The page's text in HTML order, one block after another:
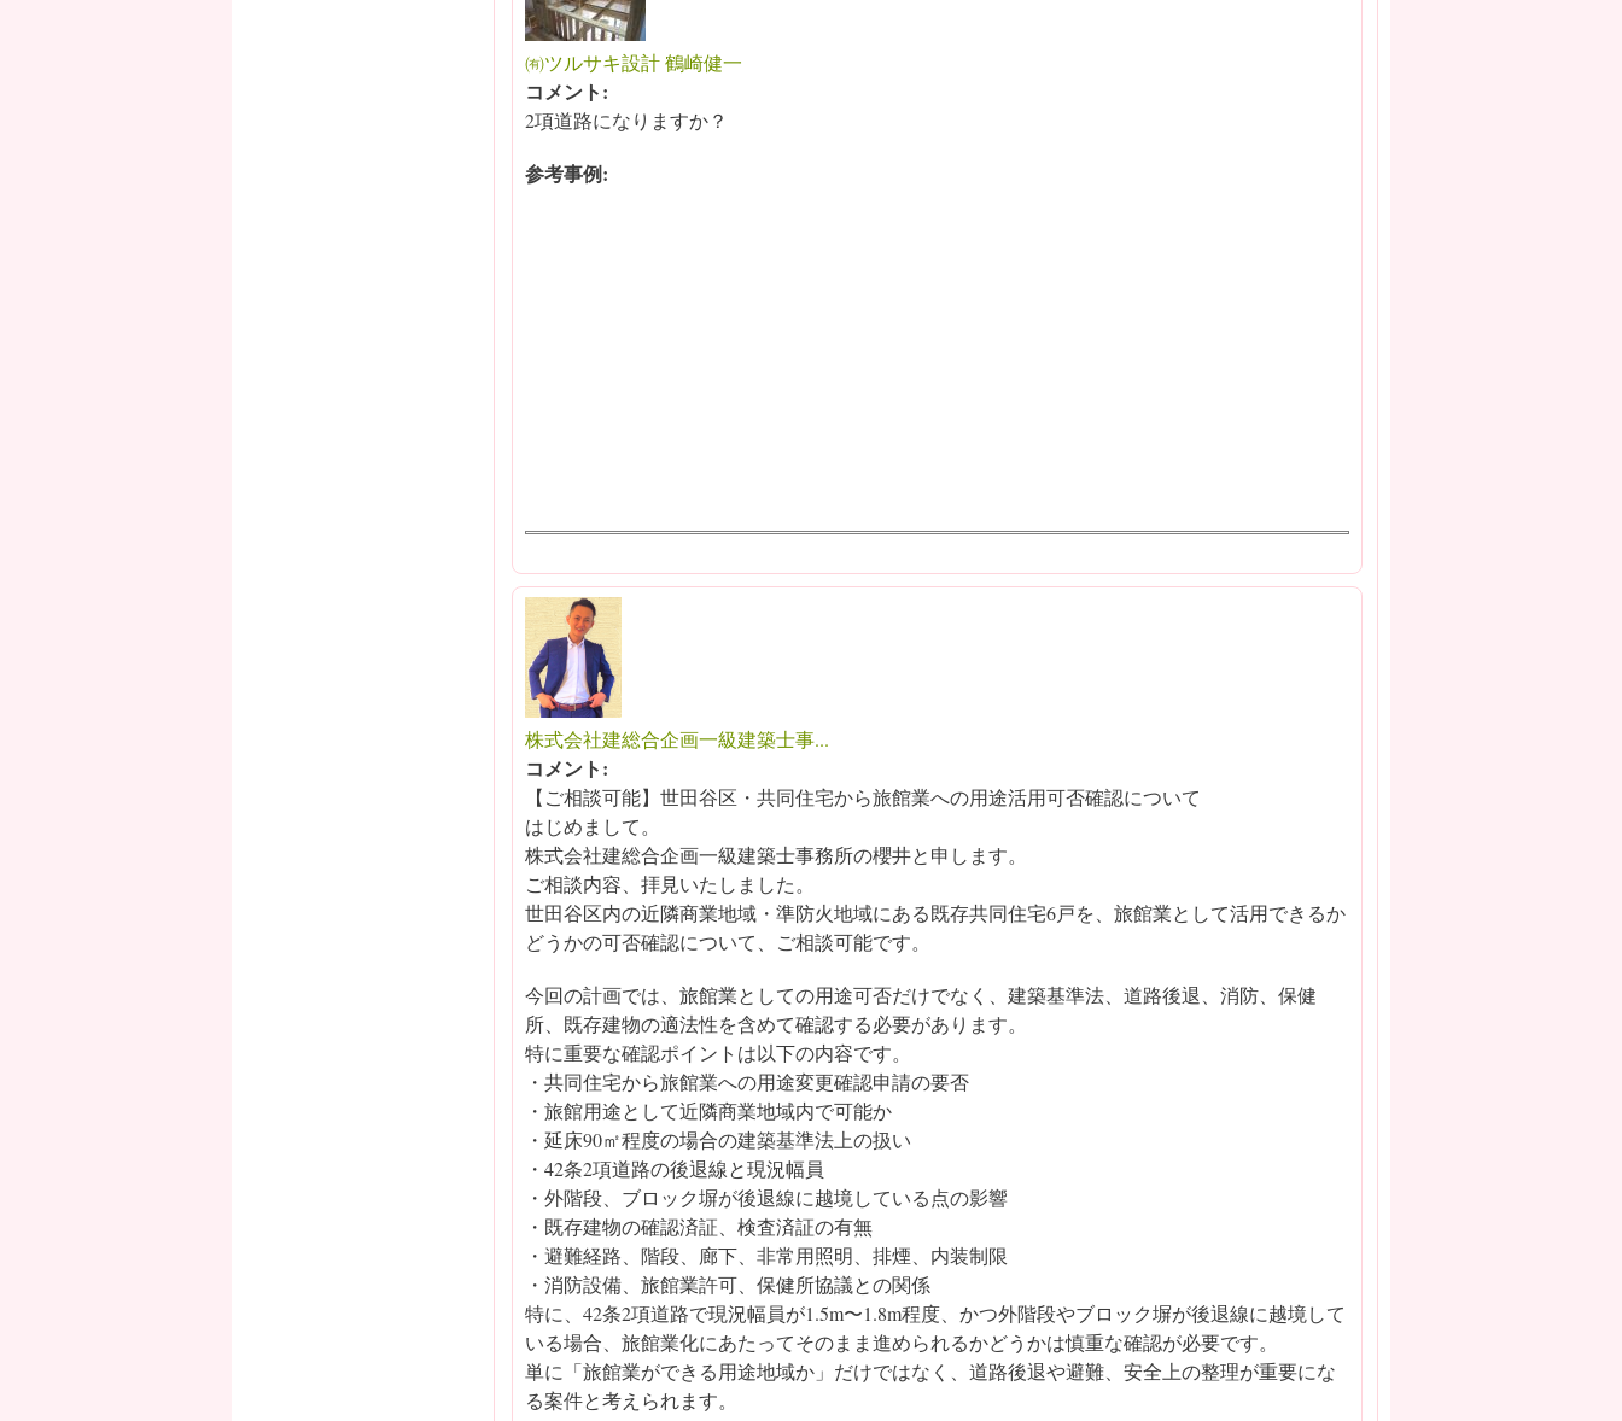
㈲ツルサキ設計 鶴崎健一
コメント:
2項道路になりますか？
参考事例:
株式会社建総合企画一級建築士事...
コメント:
【ご相談可能】世田谷区・共同住宅から旅館業への用途活用可否確認について
はじめまして。
株式会社建総合企画一級建築士事務所の櫻井と申します。
ご相談内容、拝見いたしました。
世田谷区内の近隣商業地域・準防火地域にある既存共同住宅6戸を、旅館業として活用できるか
どうかの可否確認について、ご相談可能です。
今回の計画では、旅館業としての用途可否だけでなく、建築基準法、道路後退、消防、保健
所、既存建物の適法性を含めて確認する必要があります。
特に重要な確認ポイントは以下の内容です。
・共同住宅から旅館業への用途変更確認申請の要否
・旅館用途として近隣商業地域内で可能か
・延床90㎡程度の場合の建築基準法上の扱い
・42条2項道路の後退線と現況幅員
・外階段、ブロック塀が後退線に越境している点の影響
・既存建物の確認済証、検査済証の有無
・避難経路、階段、廊下、非常用照明、排煙、内装制限
・消防設備、旅館業許可、保健所協議との関係
特に、42条2項道路で現況幅員が1.5m〜1.8m程度、かつ外階段やブロック塀が後退線に越境して
いる場合、旅館業化にあたってそのまま進められるかどうかは慎重な確認が必要です。
単に「旅館業ができる用途地域か」だけではなく、道路後退や避難、安全上の整理が重要にな
る案件と考えられます。